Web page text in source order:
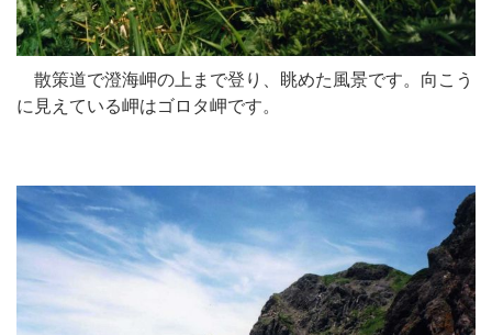
散策道で澄海岬の上まで登り、眺めた風景です。向こう
に見えている岬はゴロタ岬です。